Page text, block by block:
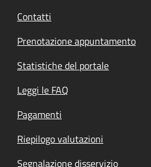
Contatti
Prenotazione appuntamento
Statistiche del portale
Leggi le FAQ
Pagamenti
Riepilogo valutazioni
Segnalazione disservizio